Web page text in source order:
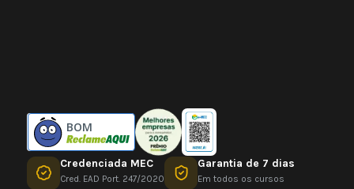
BOM
Credenciada MEC
Cred. EAD Port. 247/2020
Garantia de 7 dias
Em todos os cursos